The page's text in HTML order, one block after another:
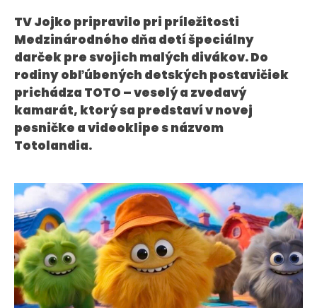
KONTAKT
TV Jojko pripravilo pri príležitosti
Medzinárodného dňa detí špeciálny
darček pre svojich malých divákov. Do
rodiny obľúbených detských postavičiek
prichádza TOTO – veselý a zvedavý
kamarát, ktorý sa predstaví v novej
pesničke a videoklipe s názvom
Totolandia.